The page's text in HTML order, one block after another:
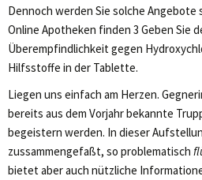
Dennoch werden Sie solche Angebote
Online Apotheken finden 3 Geben Sie
Überempfindlichkeit gegen
Hilfsstoffe in der Tablette.
Liegen uns einfach am Herzen.
bereits aus dem Vorjahr bekannte
begeistern werden. In dieser
zussammengefaßt, so problematisch
bietet aber auch nützliche